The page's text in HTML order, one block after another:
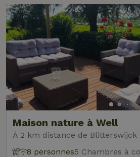
Maison nature à Well
À 2 km distance de Blitterswijck
8 personnes5 Chambres à